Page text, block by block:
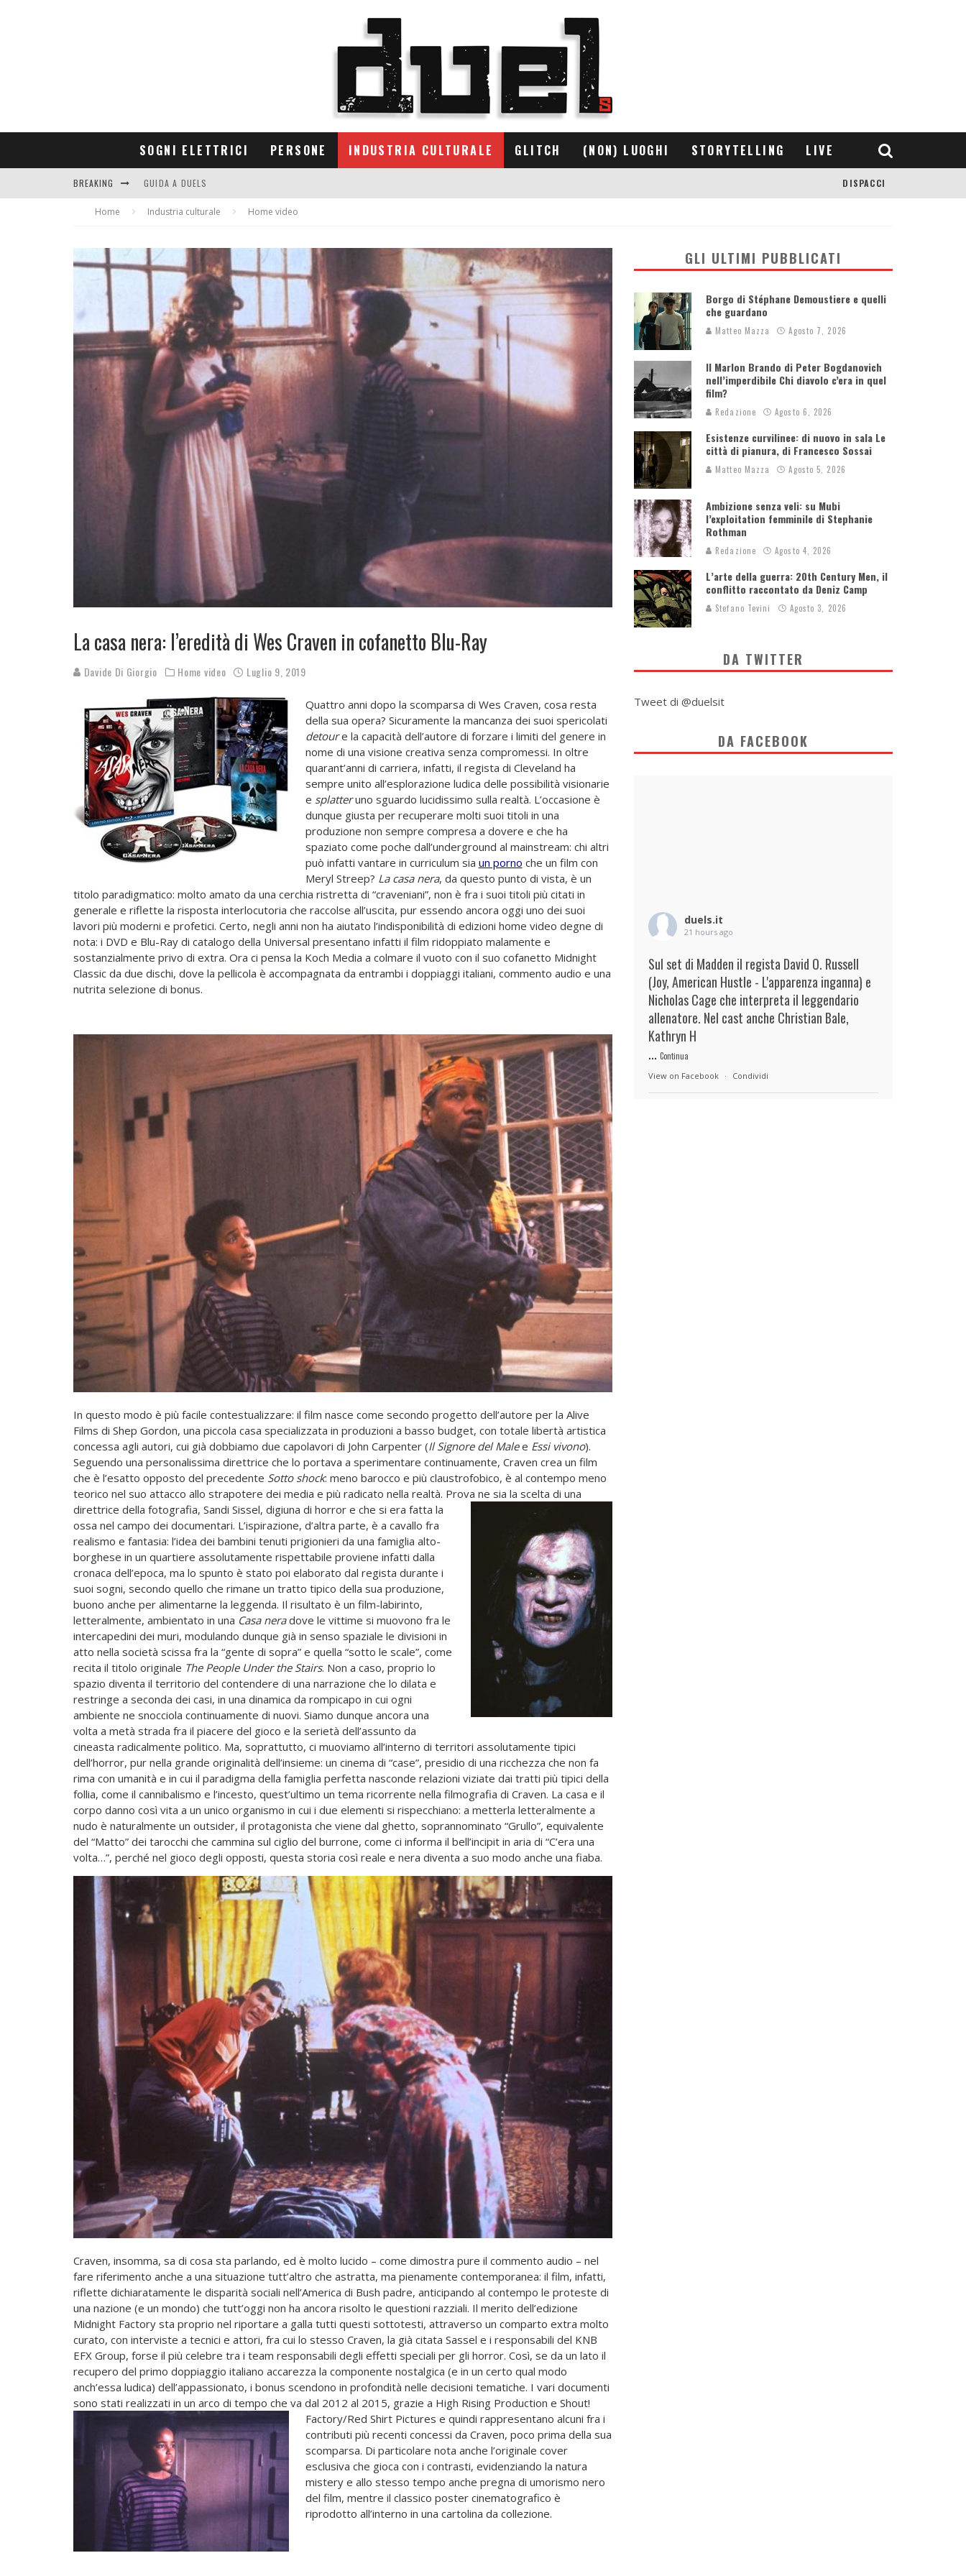
SOGNI ELETTRICI PERSONE INDUSTRIA CULTURALE GLITCH (NON) LUOGHI STORYTELLING LIVE
BREAKING GUIDA A DUELS
CONTRIBUTORS
DISPACCI
Home Industria culturale Home video
La casa nera: l’eredità di Wes Craven in cofanetto Blu-Ray
Davide Di Giorgio Home video Luglio 9, 2019
Quattro anni dopo la scomparsa di Wes Craven, cosa resta
della sua opera? Sicuramente la mancanza dei suoi spericolati
detoure la capacità dell’autore di forzare i limiti del genere in
nome di una visione creativa senza compromessi. In oltre
quarant’anni di carriera, infatti, il regista di Cleveland ha
sempre unito all’esplorazione ludica delle possibilità visionarie
e splatteruno sguardo lucidissimo sulla realtà. L’occasione è
dunque giusta per recuperare molti suoi titoli in una
produzione non sempre compresa a dovere e che ha
spaziato come poche dall’underground al mainstream: chi altri
può infatti vantare in curriculum sia un porno che un film con
Meryl Streep? La casa nera, da questo punto di vista, è un
titolo paradigmatico: molto amato da una cerchia ristretta di “craveniani”, non è fra i suoi titoli più citati in
generale e riflette la risposta interlocutoria che raccolse all’uscita, pur essendo ancora oggi uno dei suoi
lavori più moderni e profetici. Certo, negli anni non ha aiutato l’indisponibilità di edizioni home video degne di
nota: i DVD e Blu-Ray di catalogo della Universal presentano infatti il film ridoppiato malamente e
sostanzialmente privo di extra. Ora ci pensa la Koch Media a colmare il vuoto con il suo cofanetto Midnight
Classic da due dischi, dove la pellicola è accompagnata da entrambi i doppiaggi italiani, commento audio e una
nutrita selezione di bonus.
In questo modo è più facile contestualizzare: il film nasce come secondo progetto dell’autore per la Alive
Films di Shep Gordon, una piccola casa specializzata in produzioni a basso budget, con totale libertà artistica
concessa agli autori, cui già dobbiamo due capolavori di John Carpenter (Il Signore del Malee Essi vivono).
Seguendo una personalissima direttrice che lo portava a sperimentare continuamente, Craven crea un film
che è l’esatto opposto del precedente Sotto shock: meno barocco e più claustrofobico, è al contempo meno
teorico nel suo attacco allo strapotere dei media e più radicato nella realtà. Prova ne sia la scelta di una
direttrice della fotografia, Sandi Sissel, digiuna di horror e che si era fatta la
ossa nel campo dei documentari. L’ispirazione, d’altra parte, è a cavallo fra
realismo e fantasia: l’idea dei bambini tenuti prigionieri da una famiglia alto-
borghese in un quartiere assolutamente rispettabile proviene infatti dalla
cronaca dell’epoca, ma lo spunto è stato poi elaborato dal regista durante i
suoi sogni, secondo quello che rimane un tratto tipico della sua produzione,
buono anche per alimentarne la leggenda. Il risultato è un film-labirinto,
letteralmente, ambientato in una Casa neradove le vittime si muovono fra le
intercapedini dei muri, modulando dunque già in senso spaziale le divisioni in
atto nella società scissa fra la “gente di sopra” e quella “sotto le scale”, come
recita il titolo originale The People Under the Stairs. Non a caso, proprio lo
spazio diventa il territorio del contendere di una narrazione che lo dilata e
restringe a seconda dei casi, in una dinamica da rompicapo in cui ogni
ambiente ne snocciola continuamente di nuovi. Siamo dunque ancora una
volta a metà strada fra il piacere del gioco e la serietà dell’assunto da
cineasta radicalmente politico. Ma, soprattutto, ci muoviamo all’interno di territori assolutamente tipici
dell’horror, pur nella grande originalità dell’insieme: un cinema di “case”, presidio di una ricchezza che non fa
rima con umanità e in cui il paradigma della famiglia perfetta nasconde relazioni viziate dai tratti più tipici della
follia, come il cannibalismo e l’incesto, quest’ultimo un tema ricorrente nella filmografia di Craven. La casa e il
corpo danno così vita a un unico organismo in cui i due elementi si rispecchiano: a metterla letteralmente a
nudo è naturalmente un outsider, il protagonista che viene dal ghetto, soprannominato “Grullo”, equivalente
del “Matto” dei tarocchi che cammina sul ciglio del burrone, come ci informa il bell’incipit in aria di “C’era una
volta…”, perché nel gioco degli opposti, questa storia così reale e nera diventa a suo modo anche una fiaba.
Craven, insomma, sa di cosa sta parlando, ed è molto lucido – come dimostra pure il commento audio – nel
fare riferimento anche a una situazione tutt’altro che astratta, ma pienamente contemporanea: il film, infatti,
riflette dichiaratamente le disparità sociali nell’America di Bush padre, anticipando al contempo le proteste di
una nazione (e un mondo) che tutt’oggi non ha ancora risolto le questioni razziali. Il merito dell’edizione
Midnight Factory sta proprio nel riportare a galla tutti questi sottotesti, attraverso un comparto extra molto
curato, con interviste a tecnici e attori, fra cui lo stesso Craven, la già citata Sassel e i responsabili del KNB
EFX Group, forse il più celebre tra i team responsabili degli effetti speciali per gli horror. Così, se da un lato il
recupero del primo doppiaggio italiano accarezza la componente nostalgica (e in un certo qual modo
anch’essa ludica) dell’appassionato, i bonus scendono in profondità nelle decisioni tematiche. I vari documenti
sono stati realizzati in un arco di tempo che va dal 2012 al 2015, grazie a High Rising Production e Shout!
Factory/Red Shirt Pictures e quindi rappresentano alcuni fra i
contributi più recenti concessi da Craven, poco prima della sua
scomparsa. Di particolare nota anche l’originale cover
esclusiva che gioca con i contrasti, evidenziando la natura
mistery e allo stesso tempo anche pregna di umorismo nero
del film, mentre il classico poster cinematografico è
riprodotto all’interno in una cartolina da collezione.
GLI ULTIMI PUBBLICATI
Borgo di Stéphane Demoustiere e quelli
che guardano
Matteo Mazza Agosto 7, 2026
Il Marlon Brando di Peter Bogdanovich
nell’imperdibile Chi diavolo c’era in quel
film?
Redazione Agosto 6, 2026
Esistenze curvilinee: di nuovo in sala Le
città di pianura, di Francesco Sossai
Matteo Mazza Agosto 5, 2026
Ambizione senza veli: su Mubi
l’exploitation femminile di Stephanie
Rothman
Redazione Agosto 4, 2026
L’arte della guerra: 20th Century Men, il
conflitto raccontato da Deniz Camp
Stefano Tevini Agosto 3, 2026
DA TWITTER
Tweet di @duelsit
DA FACEBOOK
duels.it
21 hours ago
Sul set di Madden il regista David O. Russell
(Joy, American Hustle - L'apparenza inganna) e
Nicholas Cage che interpreta il leggendario
allenatore. Nel cast anche Christian Bale,
Kathryn H
... Continua
View on Facebook · Condividi